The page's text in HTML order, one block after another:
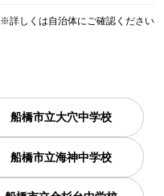
※詳しくは自治体にご確認ください
船橋市立大穴中学校
船橋市立海神中学校